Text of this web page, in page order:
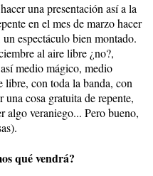
una presentación así a la
en el mes de marzo hacer
espectáculo bien montado.
al aire libre ¿no?,
medio mágico, medio
libre, con toda la banda, con
cosa gratuita de repente,
algo veraniego... Pero bueno,
qué vendrá?